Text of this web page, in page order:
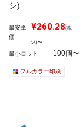
シ)
最安単
価
¥260.28(税
込)〜
最小ロット 100個〜
フルカラー印刷